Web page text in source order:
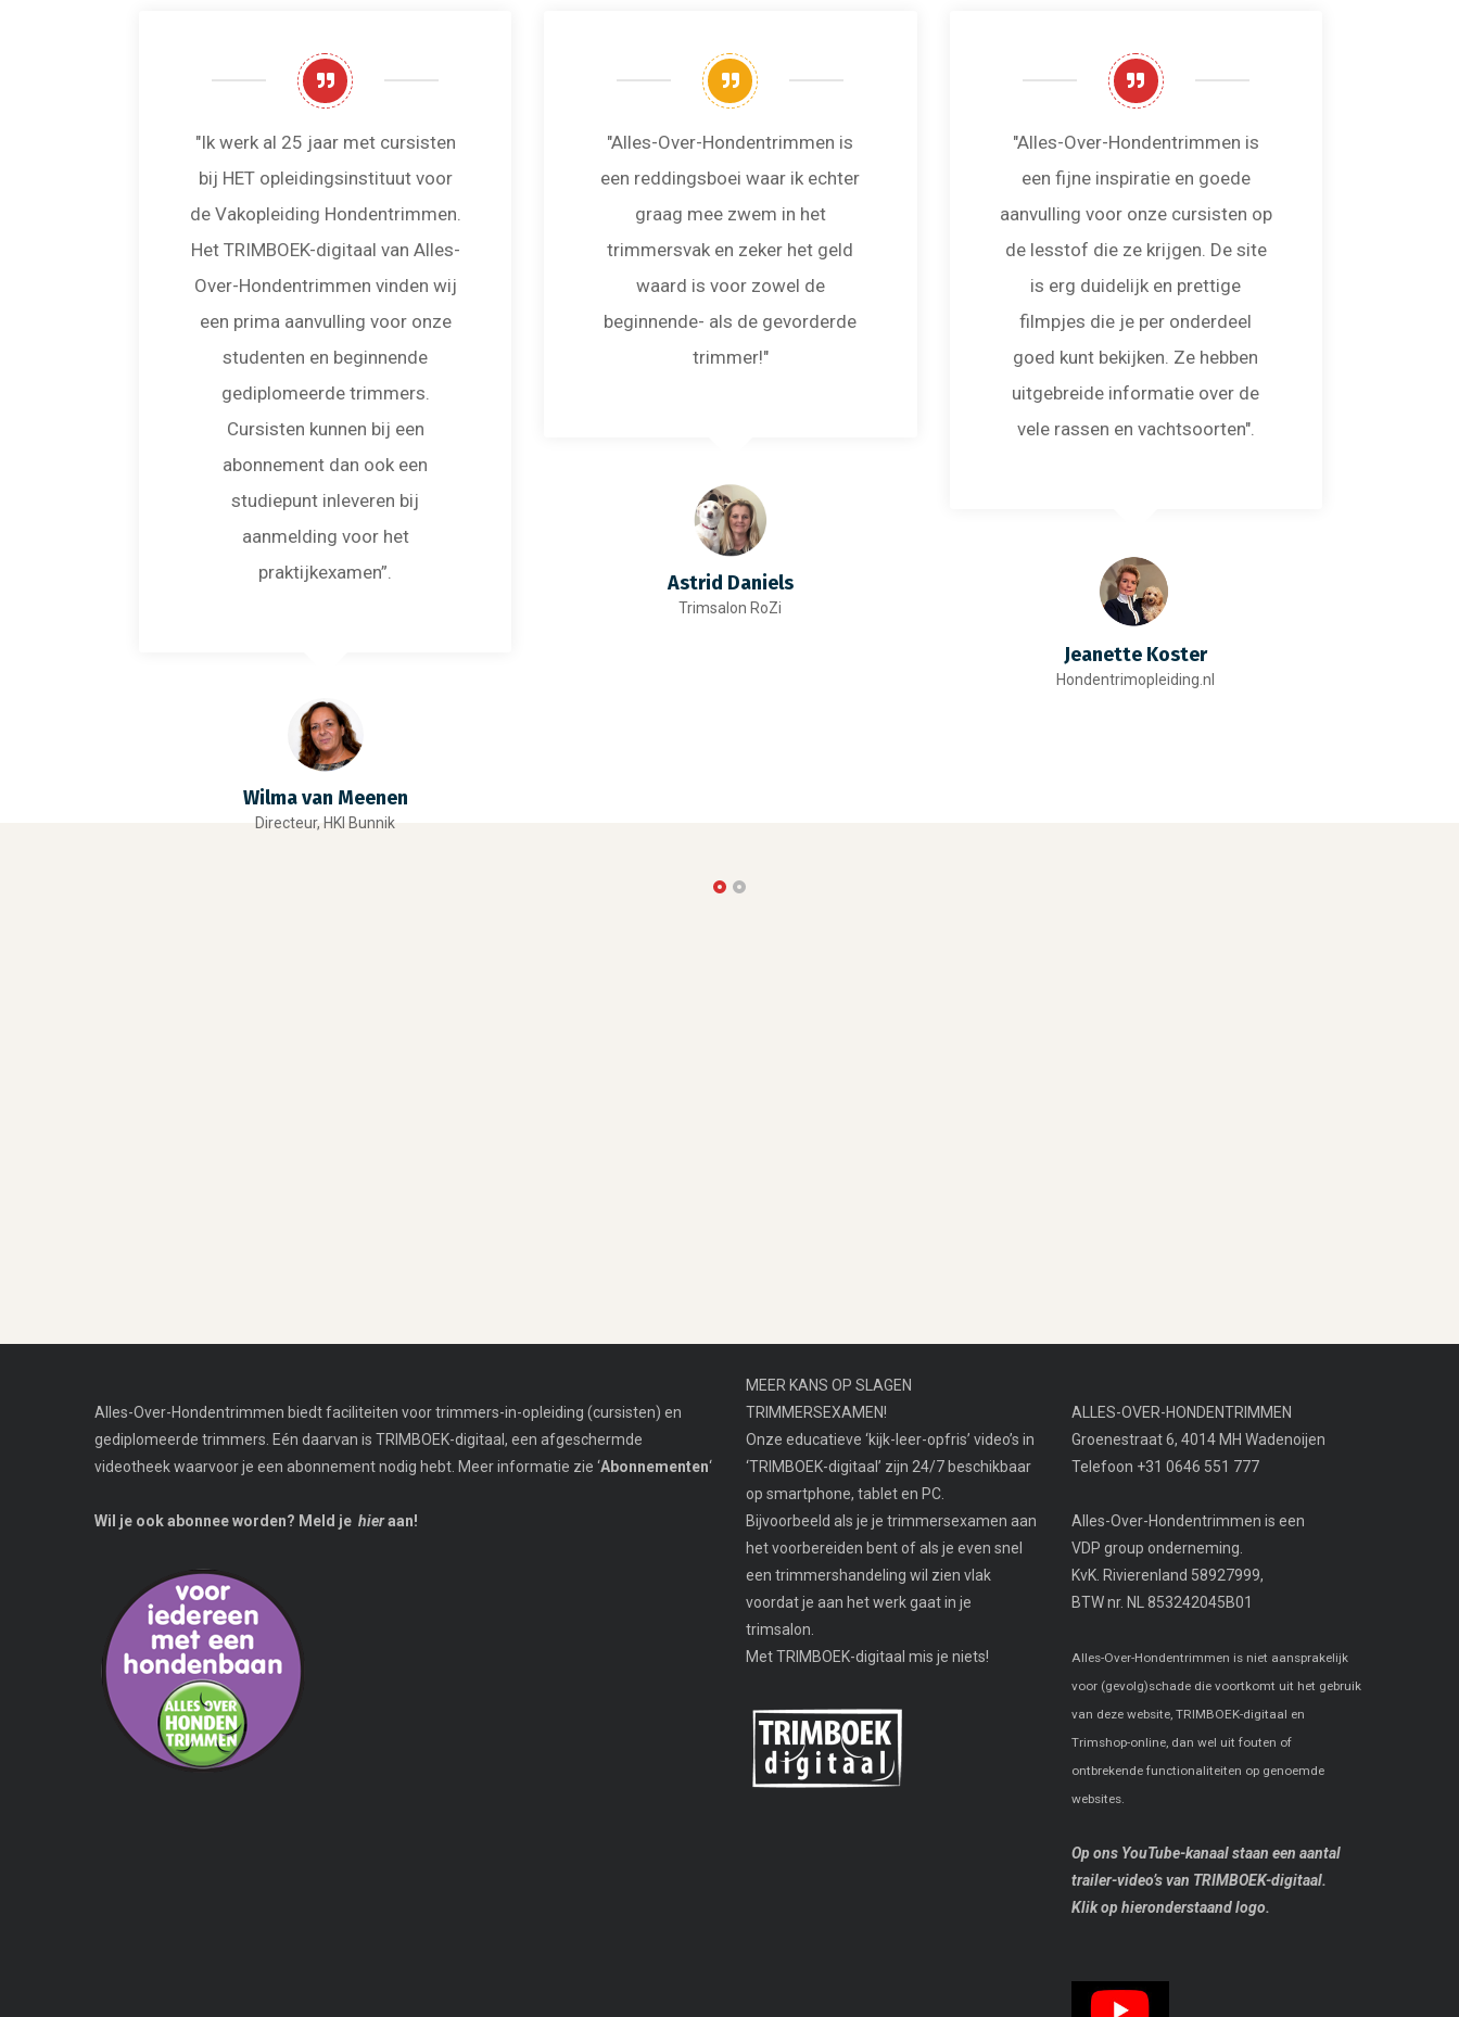
"Ik werk al 25 jaar met cursisten
bij HET opleidingsinstituut voor
de Vakopleiding Hondentrimmen.
Het TRIMBOEK-digitaal van Alles-
Over-Hondentrimmen vinden wij
een prima aanvulling voor onze
studenten en beginnende
gediplomeerde trimmers.
Cursisten kunnen bij een
abonnement dan ook een
studiepunt inleveren bij
aanmelding voor het
praktijkexamen”.
Wilma van Meenen
Directeur, HKI Bunnik
"Alles-Over-Hondentrimmen is
een reddingsboei waar ik echter
graag mee zwem in het
trimmersvak en zeker het geld
waard is voor zowel de
beginnende- als de gevorderde
trimmer!"
Astrid Daniels
Trimsalon RoZi
"Alles-Over-Hondentrimmen is
een fijne inspiratie en goede
aanvulling voor onze cursisten op
de lesstof die ze krijgen. De site
is erg duidelijk en prettige
filmpjes die je per onderdeel
goed kunt bekijken. Ze hebben
uitgebreide informatie over de
vele rassen en vachtsoorten".
Jeanette Koster
Hondentrimopleiding.nl
Alles-Over-Hondentrimmen biedt faciliteiten voor trimmers-in-opleiding (cursisten) en
gediplomeerde trimmers. Eén daarvan is TRIMBOEK-digitaal, een afgeschermde
videotheek waarvoor je een abonnement nodig hebt. Meer informatie zie ‘Abonnementen‘
Wil je ook abonnee worden? Meld je hieraan!
MEER KANS OP SLAGEN
TRIMMERSEXAMEN!
Onze educatieve ‘kijk-leer-opfris’ video’s in
‘TRIMBOEK-digitaal’ zijn 24/7 beschikbaar
op smartphone, tablet en PC.
Bijvoorbeeld als je je trimmersexamen aan
het voorbereiden bent of als je even snel
een trimmershandeling wil zien vlak
voordat je aan het werk gaat in je
trimsalon.
Met TRIMBOEK-digitaal mis je niets!
ALLES-OVER-HONDENTRIMMEN
Groenestraat 6, 4014 MH Wadenoijen
Telefoon +31 0646 551 777
Alles-Over-Hondentrimmen is een
VDP group onderneming.
KvK. Rivierenland 58927999,
BTW nr. NL 853242045B01
Alles-Over-Hondentrimmen is niet aansprakelijk
voor (gevolg)schade die voortkomt uit het gebruik
van deze website, TRIMBOEK-digitaal en
Trimshop-online, dan wel uit fouten of
ontbrekende functionaliteiten op genoemde
websites.
Op ons YouTube-kanaal staan een aantal
trailer-video’s van TRIMBOEK-digitaal.
Klik op hieronderstaand logo.